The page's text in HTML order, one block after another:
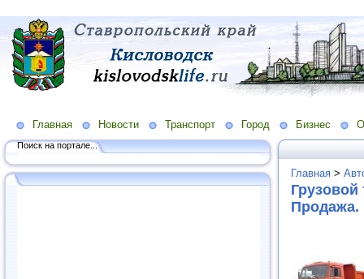
Главная Новости Транспорт Город Бизнес
Поиск на портале...
Главная >
Продажа.